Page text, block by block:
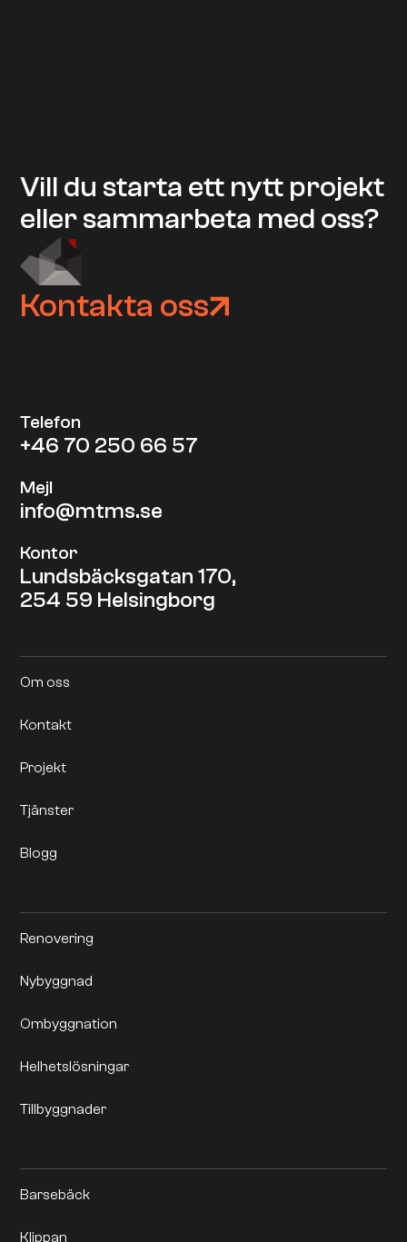
Vill du starta ett nytt projekt
eller sammarbeta med oss?
Kontakta oss
Telefon
+46 70 250 66 57
Mejl
info@mtms.se
Kontor
Lundsbäcksgatan 170,
254 59 Helsingborg
Om oss
Kontakt
Projekt
Tjänster
Blogg
Renovering
Nybyggnad
Ombyggnation
Helhetslösningar
Tillbyggnader
Barsebäck
Klippan